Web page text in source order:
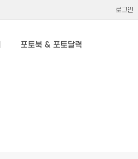
로그인
포토북 & 포토달력